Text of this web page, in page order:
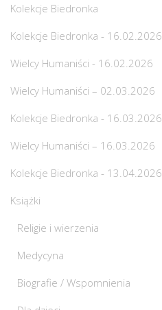
Kolekcje Biedronka
Kolekcje Biedronka - 16.02.2026
Wielcy Humaniści - 16.02.2026
Wielcy Humaniści – 02.03.2026
Kolekcje Biedronka - 16.03.2026
Wielcy Humaniści – 16.03.2026
Kolekcje Biedronka - 13.04.2026
Książki
Religie i wierzenia
Medycyna
Biografie / Wspomnienia